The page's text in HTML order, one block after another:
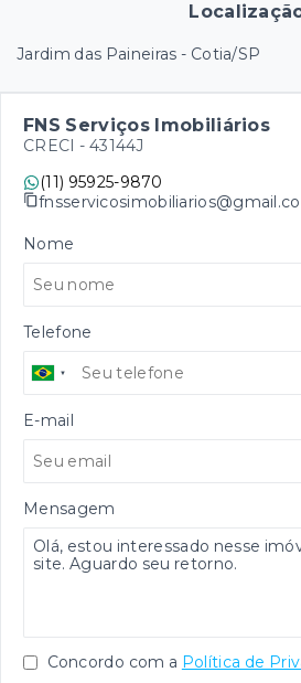
Jardim das Paineiras - Cotia/SP
FNS Serviços Imobiliários
CRECI - 43144J
(11) 95925-9870
Nome
Telefone
E-mail
Mensagem
Concordo com a Política de